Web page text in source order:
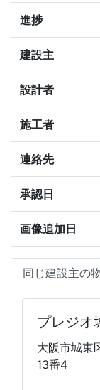
進捗
建設主
設計者
施工者
連絡先
承認日
画像追加日
同じ建設主の
プレジオ
大阪市城東
13番4